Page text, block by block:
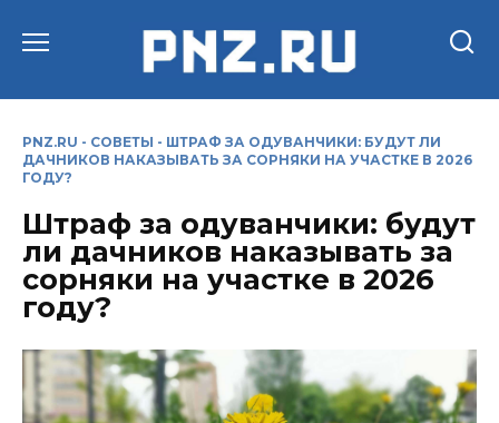
PNZ.RU - СОВЕТЫ - ШТРАФ ЗА ОДУВАНЧИКИ: БУДУТ ЛИ
ДАЧНИКОВ НАКАЗЫВАТЬ ЗА СОРНЯКИ НА УЧАСТКЕ В 2026
ГОДУ?
Штраф за одуванчики: будут
ли дачников наказывать за
сорняки на участке в 2026
году?